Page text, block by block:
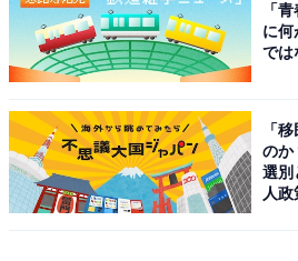
年を重ねているから」（40代男
並んでる姿がすごくしっくりく
女性／千葉県）、「お互いに俳優
寄せられました。
「
に何
では
「
のか
選別
人政